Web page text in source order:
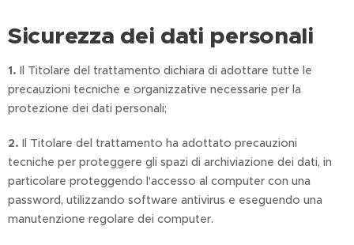
Sicurezza dei dati personali
1. Il Titolare del trattamento dichiara di adottare tutte le
precauzioni tecniche e organizzative necessarie per la
protezione dei dati personali;
2. Il Titolare del trattamento ha adottato precauzioni
tecniche per proteggere gli spazi di archiviazione dei dati, in
particolare proteggendo l'accesso al computer con una
password, utilizzando software antivirus e eseguendo una
manutenzione regolare dei computer.